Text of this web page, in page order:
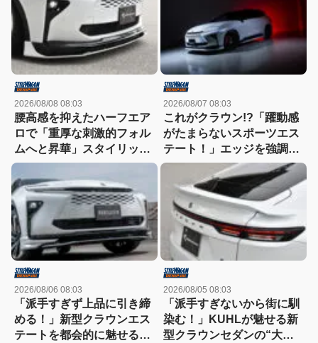
2026/08/08 08:03
腰高感を抑えたハーフエア
ロで「重厚な刺激的フォル
ムへと昇華」スタイリッシ
ュなエステートを構築
2026/08/07 08:03
これがクラウン!?「躍動感
がたまらないスポーツエス
テート！」エッジを強調し
たエアロに22インチホイー
ルで武装
2026/08/06 08:03
「派手すぎず上品に引き締
める！」新型クラウンエス
テートを都会的に魅せる、
2026/08/05 08:03
「派手すぎないから街に馴
染む！」KUHLが魅せる新
型クラウンセダンの“大人